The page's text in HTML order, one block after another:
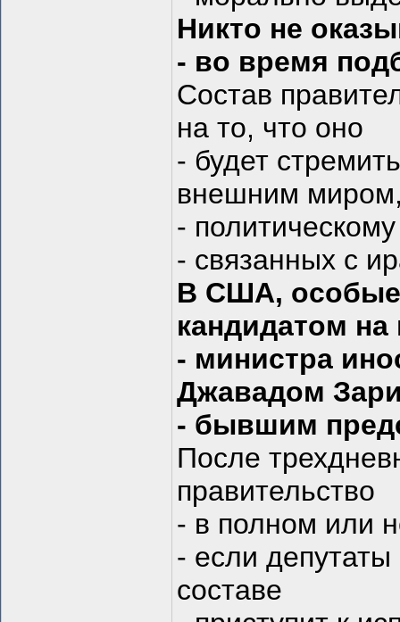
Никто не
- во время
Состав
на то, что оно
- будет
внешним
-
- связанных с
В США,
кандидатом на
- министра
Джавадом
- бывшим
После
правительство
- в полном или
- если
составе